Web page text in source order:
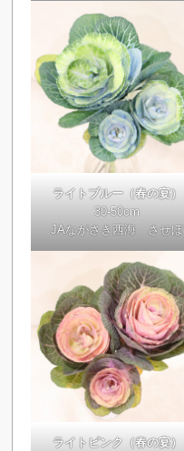
ライトブルー（春の宴）
30-50cm
JAながさき西海 させぼ
ライトピンク（春の宴）